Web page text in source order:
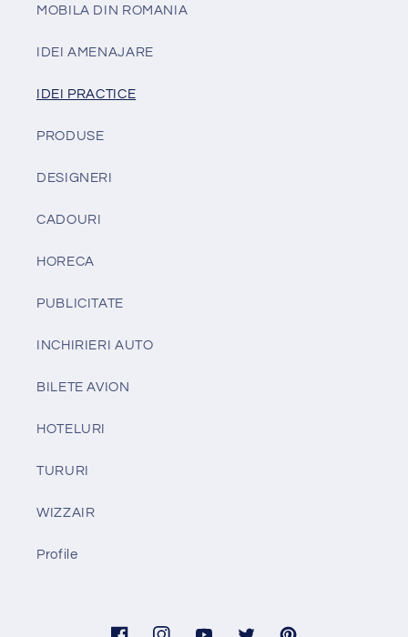
MOBILA DIN ROMANIA
IDEI AMENAJARE
IDEI PRACTICE
PRODUSE
DESIGNERI
CADOURI
HORECA
PUBLICITATE
INCHIRIERI AUTO
BILETE AVION
HOTELURI
TURURI
WIZZAIR
Profile